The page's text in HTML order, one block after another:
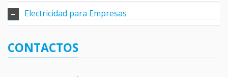
Electricidad para Empresas
CONTACTOS